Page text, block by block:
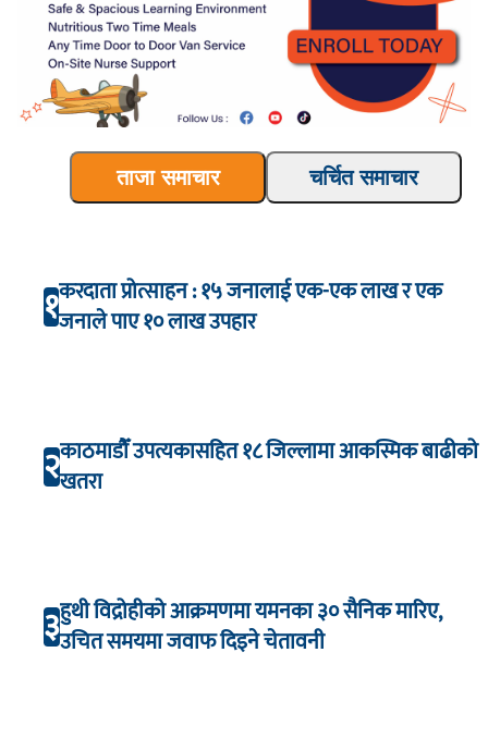
ताजा समाचार चर्चित समाचार
१करदाता प्रोत्साहन : १५ जनालाई एक-एक लाख र एक
जनाले पाए १० लाख उपहार
२काठमाडौँ उपत्यकासहित १८ जिल्लामा आकस्मिक बाढीको
खतरा
३हुथी विद्रोहीको आक्रमणमा यमनका ३० सैनिक मारिए,
उचित समयमा जवाफ दिइने चेतावनी